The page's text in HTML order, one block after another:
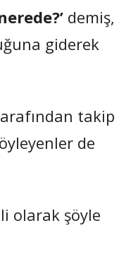
demiş,
giderek
takip
de
olarak şöyle